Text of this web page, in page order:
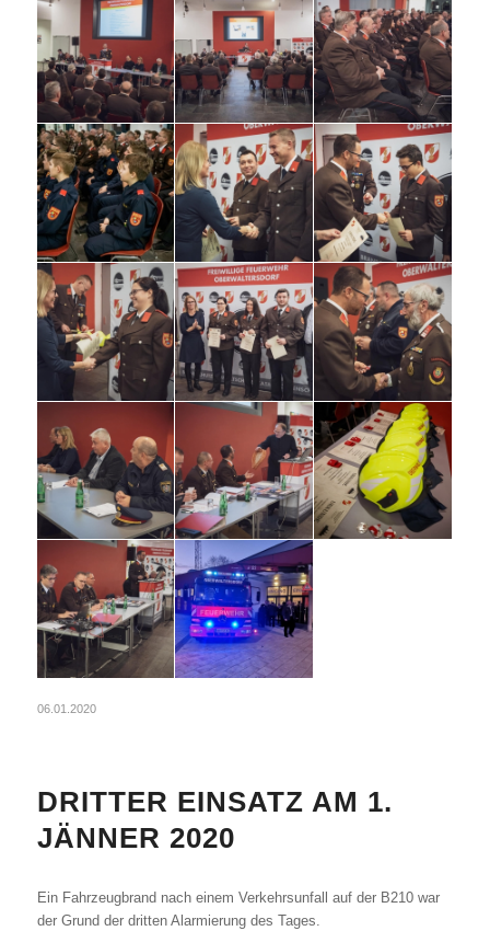
06.01.2020
DRITTER EINSATZ AM 1.
JÄNNER 2020
Ein Fahrzeugbrand nach einem Verkehrsunfall auf der B210 war
der Grund der dritten Alarmierung des Tages.